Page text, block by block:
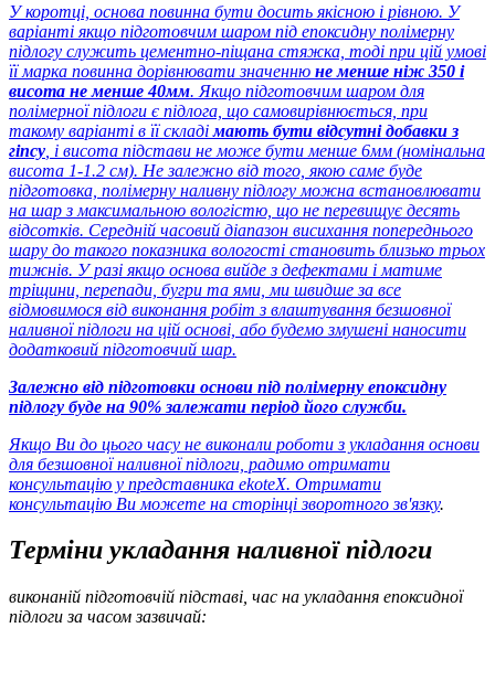
У коротці, основа повинна бути досить якісною і рівною. У
варіанті якщо підготовчим шаром під епоксидну полімерну
підлогу служить цементно-піщана стяжка, тоді при цій умові
її марка повинна дорівнювати значенню не менше ніж 350 і
висота не менше 40мм. Якщо підготовчим шаром для
полімерної підлоги є підлога, що самовирівнюється, при
такому варіанті в її складімають бути відсутні добавки з
гіпсу , і висота підстави не може бути менше 6мм (номінальна
висота 1-1.2 см). Не залежно від того, якою саме буде
підготовка, полімерну наливну підлогу можна встановлювати
на шар з максимальною вологістю, що не перевищує десять
відсотків. Середній часовий діапазон висихання попереднього
шару до такого показника вологості становить близько трьох
тижнів. У разі якщо основа вийде з дефектами і матиме
тріщини, перепади, бугри та ями, ми швидше за все
відмовимося від виконання робіт з влаштування безшовної
наливної підлоги на цій основі, або будемо змушені наносити
додатковий підготовчий шар.
Залежно від підготовки основи під полімерну епоксидну
підлогу буде на 90% залежати період його служби.
Якщо Ви до цього часу не виконали роботи з укладання основи
для безшовної наливної підлоги, радимо отримати
консультацію у представника ekoteX. Отримати
консультацію Ви можете на сторінці зворотного зв'язку.
Терміни укладання наливної підлоги
виконаній підготовчій підставі, час на укладання епоксидної
підлоги за часом зазвичай: